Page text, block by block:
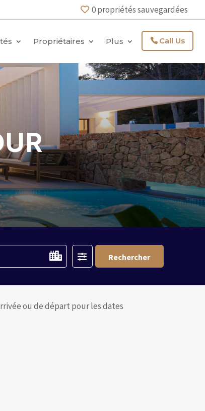
0propriétés sauvegardées
Propriétaires Plus Call Us
Rechercher
ou de départ pour les dates